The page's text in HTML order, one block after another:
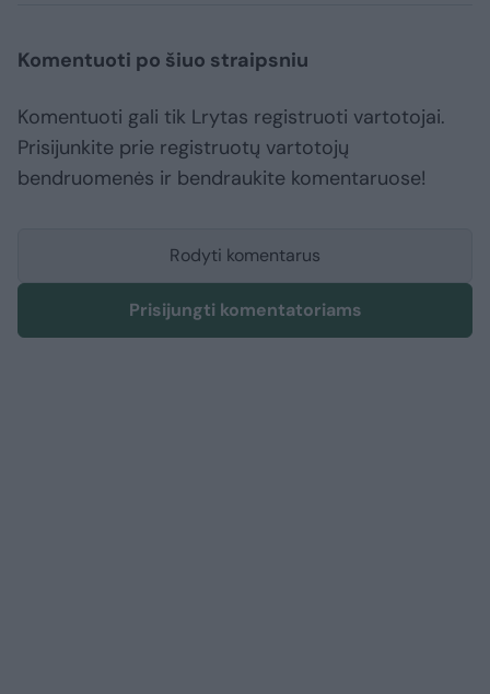
Komentuoti po šiuo straipsniu
Komentuoti gali tik Lrytas registruoti vartotojai.
Prisijunkite prie registruotų vartotojų
bendruomenės ir bendraukite komentaruose!
Rodyti komentarus
Prisijungti komentatoriams